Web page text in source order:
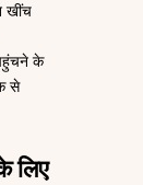
खींच
के
से
लिए